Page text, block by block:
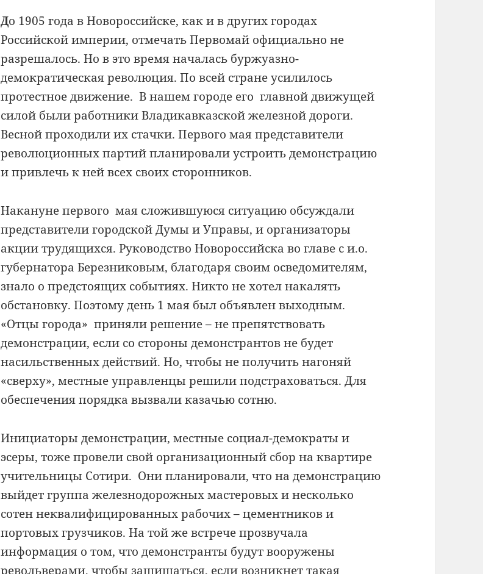
До 1905 года в Новороссийске, как и в других городах
Российской империи, отмечать Первомай официально не
разрешалось. Но в это время началась буржуазно-
демократическая революция. По всей стране усилилось
протестное движение. В нашем городе его главной движущей
силой были работники Владикавказской железной дороги.
Весной проходили их стачки. Первого мая представители
революционных партий планировали устроить демонстрацию
и привлечь к ней всех своих сторонников.
Накануне первого мая сложившуюся ситуацию обсуждали
представители городской Думы и Управы, и организаторы
акции трудящихся. Руководство Новороссийска во главе с и.о.
губернатора Березниковым, благодаря своим осведомителям,
знало о предстоящих событиях. Никто не хотел накалять
обстановку. Поэтому день 1 мая был объявлен выходным.
«Отцы города» приняли решение – не препятствовать
демонстрации, если со стороны демонстрантов не будет
насильственных действий. Но, чтобы не получить нагоняй
«сверху», местные управленцы решили подстраховаться. Для
обеспечения порядка вызвали казачью сотню.
Инициаторы демонстрации, местные социал-демократы и
эсеры, тоже провели свой организационный сбор на квартире
учительницы Сотири. Они планировали, что на демонстрацию
выйдет группа железнодорожных мастеровых и несколько
сотен неквалифицированных рабочих – цементников и
портовых грузчиков. На той же встрече прозвучала
информация о том, что демонстранты будут вооружены
револьверами, чтобы защищаться, если возникнет такая